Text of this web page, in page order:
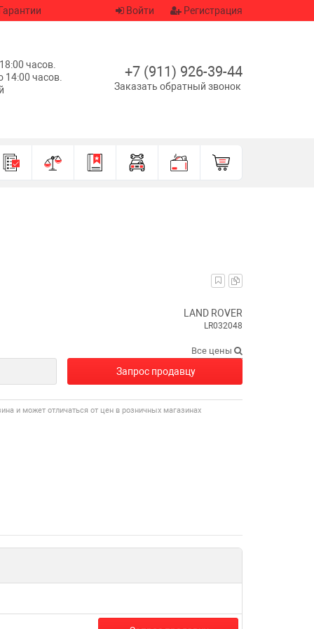
Гарантии Войти Регистрация
часов.
14:00 часов.
+7 (911) 926-39-44
Заказать обратный звонок
LAND ROVER
LR032048
Все цены
Запрос продавцу
и может отличаться от цен в розничных магазинах